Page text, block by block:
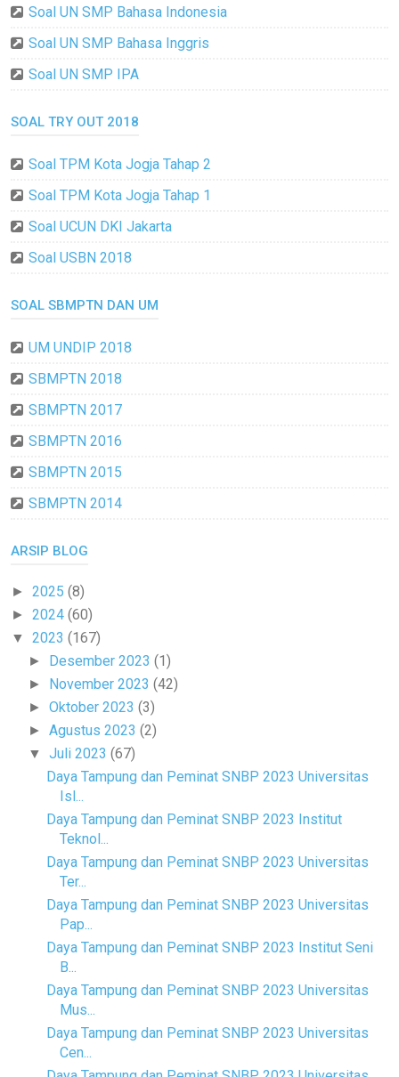
Soal UN SMP Bahasa Indonesia
Soal UN SMP Bahasa Inggris
Soal UN SMP IPA
SOAL TRY OUT 2018
Soal TPM Kota Jogja Tahap 2
Soal TPM Kota Jogja Tahap 1
Soal UCUN DKI Jakarta
Soal USBN 2018
SOAL SBMPTN DAN UM
UM UNDIP 2018
SBMPTN 2018
SBMPTN 2017
SBMPTN 2016
SBMPTN 2015
SBMPTN 2014
ARSIP BLOG
► 2025 (8)
► 2024 (60)
▼ 2023 (167)
► Desember 2023(1)
► November 2023(42)
►Oktober 2023(3)
►Agustus 2023(2)
▼Juli 2023(67)
Daya Tampung dan Peminat SNBP 2023 Universitas
Isl...
Daya Tampung dan Peminat SNBP 2023 Institut
Teknol...
Daya Tampung dan Peminat SNBP 2023 Universitas
Ter...
Daya Tampung dan Peminat SNBP 2023 Universitas
Pap...
Daya Tampung dan Peminat SNBP 2023 Institut Seni
B...
Daya Tampung dan Peminat SNBP 2023 Universitas
Mus...
Daya Tampung dan Peminat SNBP 2023 Universitas
Cen...